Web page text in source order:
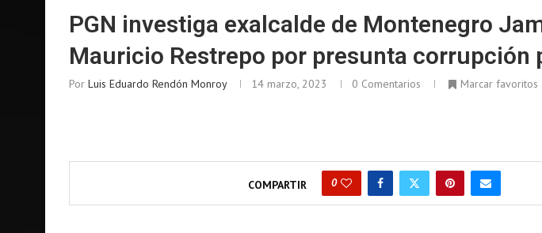
PGN investiga exalcalde de Montenegro
Mauricio Restrepo por presunta corrupción
Por Luis Eduardo Rendón Monroy 14 marzo, 2023 0 Comentarios Marcar favoritos
COMPARTIR 0